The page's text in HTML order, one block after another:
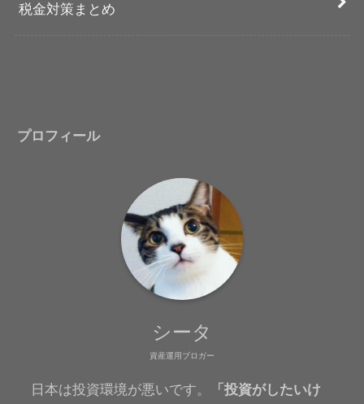
税金対策まとめ
プロフィール
シータ
資産運用ブロガー
日本は投資環境が悪いです。
「投資がしたいけ